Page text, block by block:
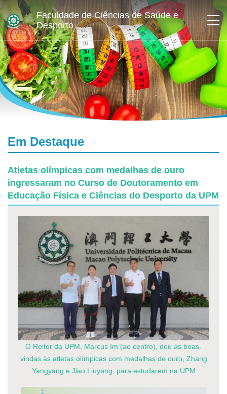
Faculdade de Ciências de Saúde e
Desporto
Em Destaque
Atletas olímpicas com medalhas de ouro
ingressaram no Curso de Doutoramento em
Educação Física e Ciências do Desporto da UPM
O Reitor da UPM, Marcus Im (ao centro), deu as boas-
vindas às atletas olímpicas com medalhas de ouro, Zhang
Yangyang e Jiao Liuyang, para estudarem na UPM